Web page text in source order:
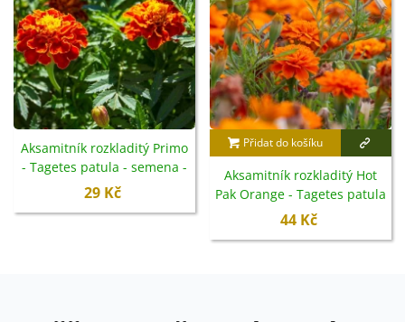
Aksamitník rozkladitý Primo
- Tagetes patula - semena -
0,3 g
29 Kč
Přidat do košíku
Aksamitník rozkladitý Hot
Pak Orange - Tagetes patula
- semena - 30 ks
44 Kč